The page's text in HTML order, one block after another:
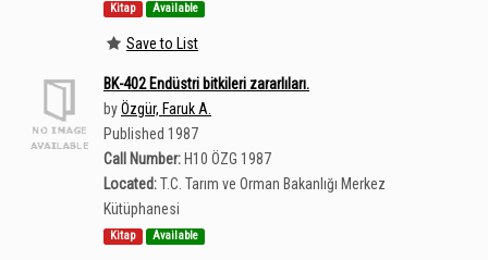
Kitap Available
Save to List
BK-402 Endüstri bitkileri zararlıları.
byÖzgür, Faruk A.
Published 1987
Call Number: H10 ÖZG 1987
Located:T.C. Tarım ve Orman Bakanlığı Merkez
Kütüphanesi
Kitap Available